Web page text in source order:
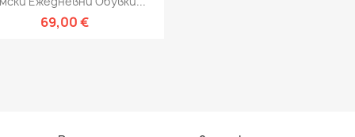
69,00 €